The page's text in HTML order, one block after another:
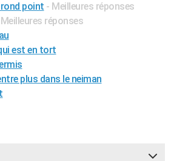
point - Meilleures réponses
réponses
est en tort
plus dans le neiman